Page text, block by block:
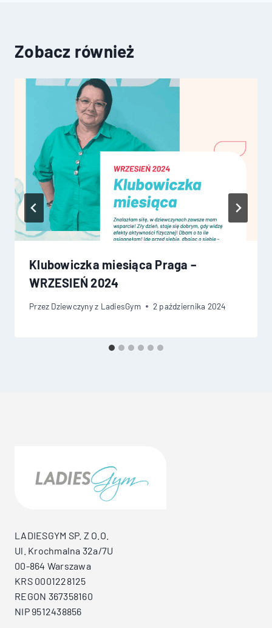
Zobacz również
Klubowiczka miesiąca Praga –
WRZESIEŃ 2024
Przez Dziewczyny z LadiesGym 2 października 2024
LADIESGYM SP. Z O.O.
Ul. Krochmalna 32a/7U
00-864 Warszawa
KRS 0001228125
REGON 367358160
NIP 9512438856